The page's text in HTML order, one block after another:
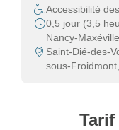
Accessibilité
0,5 jour (3,5
Nancy-
Saint-Dié-des-
sous-
Tarif